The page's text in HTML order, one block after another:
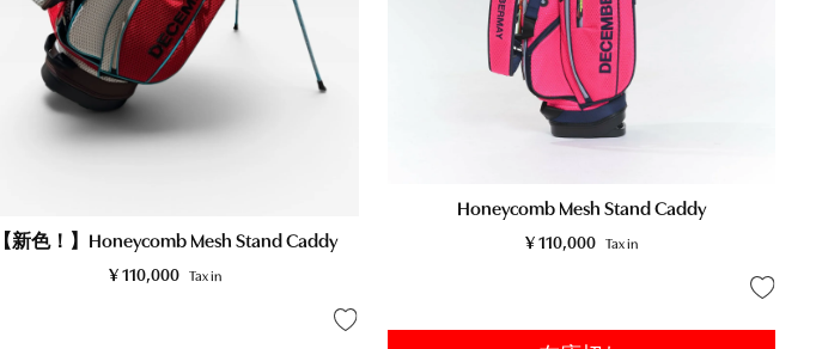
【新色！】Honeycomb Mesh Stand Caddy
¥ 110,000 Tax in
Honeycomb Mesh Stand Caddy
¥ 110,000 Tax in